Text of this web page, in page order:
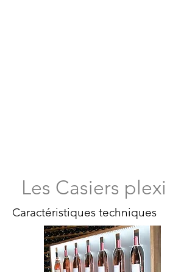
Les Casiers plexi
Caractéristiques techniques